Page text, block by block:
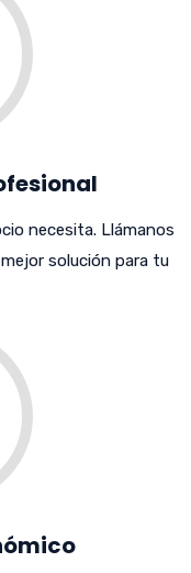
necesita. Llámanos
solución para tu